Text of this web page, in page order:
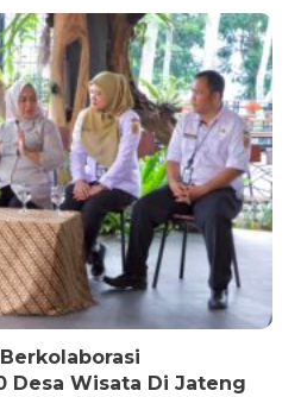
Berkolaborasi
Desa Wisata Di Jateng